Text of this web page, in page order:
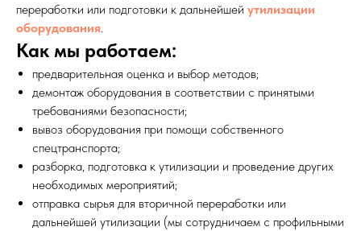
переработки или подготовки к дальнейшей утилизации
оборудования
Как мы работаем:
предварительная оценка и выбор методов;
демонтаж оборудования в соответствии с принятыми
требованиями безопасности;
вывоз оборудования при помощи собственного
спецтранспорта;
разборка, подготовка к утилизации и проведение других
необходимых мероприятий;
отправка сырья для вторичной переработки или
дальнейшей утилизации (мы сотрудничаем с профильными